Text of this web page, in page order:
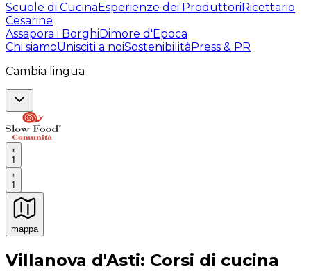
Scuole di CucinaEsperienze dei ProduttoriRicettario
Cesarine
Assapora i BorghiDimore d'Epoca
Chi siamoUnisciti a noiSostenibilitàPress & PR
Cambia lingua
1
1
mappa
Esperienze culinarie indimenticabili: Esperienze
Villanova d'Asti: Corsi di cucina